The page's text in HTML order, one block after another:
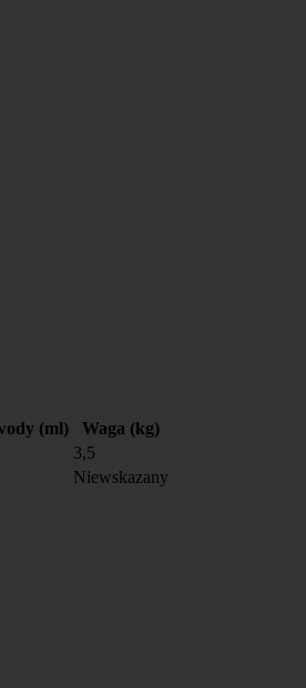
(ml)
Waga (kg)
3,5
Niewskazany